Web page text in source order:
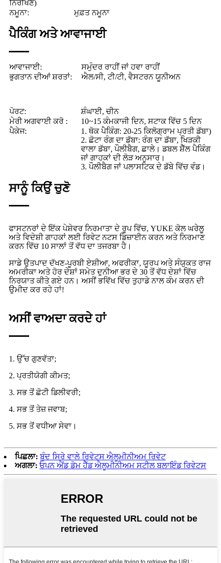
ਨਿਰੀਖਣ)
ਨਮੂਨਾ: ਮੁਫ਼ਤ ਨਮੂਨਾ
ਪੈਕਿੰਗ ਅਤੇ ਆਵਾਜਾਈ
ਆਵਾਜਾਈ:
ਸਮੁੰਦਰ ਰਾਹੀਂ ਜਾਂ ਹਵਾ ਰਾਹੀਂ
ਭੁਗਤਾਨ ਦੀਆਂ ਸ਼ਰਤਾਂ:
ਐਲ/ਸੀ, ਟੀ/ਟੀ, ਵੈਸਟਰਨ ਯੂਨੀਅਨ
ਪੋਰਟ:
ਸ਼ੰਘਾਈ, ਚੀਨ
ਮੇਰੀ ਅਗਵਾਈ ਕਰੋ :
10~15 ਕੰਮਕਾਜੀ ਦਿਨ, ਸਟਾਕ ਵਿੱਚ 5 ਦਿਨ
ਪੈਕੇਜ:
1. ਥੋਕ ਪੈਕਿੰਗ: 20-25 ਕਿਲੋਗ੍ਰਾਮ ਪ੍ਰਤੀ ਡੱਬਾ)
2. ਛੋਟਾ ਰੰਗ ਦਾ ਡੱਬਾ: ਰੰਗ ਦਾ ਡੱਬਾ, ਖਿੜਕੀ
ਵਾਲਾ ਡੱਬਾ, ਪੌਲੀਬੈਗ, ਛਾਲੇ। ਡਬਲ ਸ਼ੈੱਲ ਪੈਕਿੰਗ
ਜਾਂ ਗਾਹਕਾਂ ਦੀ ਲੋੜ ਅਨੁਸਾਰ।
3. ਪੌਲੀਬੈਗ ਜਾਂ ਪਲਾਸਟਿਕ ਦੇ ਡੱਬੇ ਵਿੱਚ ਵੰਡ।
ਸਾਨੂੰ ਕਿਉਂ ਚੁਣੋ
ਫਾਸਟਨਰਾਂ ਦੇ ਇੱਕ ਪੇਸ਼ੇਵਰ ਨਿਰਮਾਤਾ ਦੇ ਰੂਪ ਵਿੱਚ, YUKE ਕੋਲ ਘਰੇਲੂ
ਅਤੇ ਵਿਦੇਸ਼ੀ ਗਾਹਕਾਂ ਲਈ ਰਿਵੇਟ ਨਟਸ ਡਿਜ਼ਾਈਨ ਕਰਨ ਅਤੇ ਨਿਰਮਾਣ
ਕਰਨ ਵਿੱਚ 10 ਸਾਲਾਂ ਤੋਂ ਵੱਧ ਦਾ ਤਜਰਬਾ ਹੈ।
ਸਾਡੇ ਉਤਪਾਦ ਦੱਖਣ-ਪੂਰਬੀ ਏਸ਼ੀਆ, ਅਫਰੀਕਾ, ਯੂਰਪ ਅਤੇ ਸੰਯੁਕਤ ਰਾਜ
ਅਮਰੀਕਾ ਅਤੇ ਹੋਰ ਦੇਸ਼ਾਂ ਸਮੇਤ ਦੁਨੀਆ ਭਰ ਦੇ 30 ਤੋਂ ਵੱਧ ਦੇਸ਼ਾਂ ਵਿੱਚ
ਨਿਰਯਾਤ ਕੀਤੇ ਗਏ ਹਨ। ਅਸੀਂ ਭਵਿੱਖ ਵਿੱਚ ਤੁਹਾਡੇ ਨਾਲ ਕੰਮ ਕਰਨ ਦੀ
ਉਮੀਦ ਕਰ ਰਹੇ ਹਾਂ!
ਅਸੀਂ ਵਾਅਦਾ ਕਰਦੇ ਹਾਂ
1. ਉੱਚ ਗੁਣਵੱਤਾ;
2. ਪ੍ਰਤੀਯੋਗੀ ਕੀਮਤ;
3. ਸਭ ਤੋਂ ਛੋਟੀ ਡਿਲੀਵਰੀ;
4. ਸਭ ਤੋਂ ਤੇਜ਼ ਜਵਾਬ;
5. ਸਭ ਤੋਂ ਵਧੀਆ ਸੇਵਾ।
ਪਿਛਲਾ: ਬੰਦ ਸਿਰੇ ਵਾਲੇ ਰਿਵੇਟਸ ਐਲੂਮੀਨੀਅਮ ਰਿਵੇਟ
ਅਗਲਾ: ਓਪਨ ਐਂਡ ਡੋਮ ਹੈੱਡ ਐਲੂਮੀਨੀਅਮ ਸਟੀਲ ਬਲਾਇੰਡ ਰਿਵੇਟਸ